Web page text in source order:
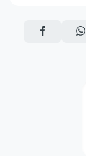
24963 Tarp
Deutschland
AUF